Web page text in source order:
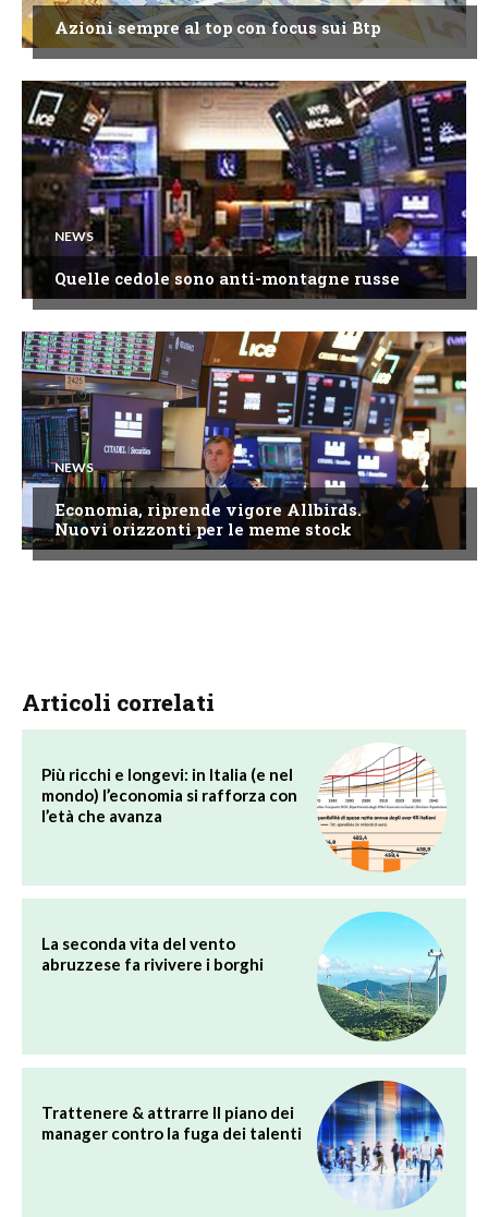
Azioni sempre al top con focus sui Btp
NEWS
Quelle cedole sono anti-montagne russe
NEWS
Economia, riprende vigore Allbirds.
Nuovi orizzonti per le meme stock
Articoli correlati
Più ricchi e longevi: in Italia (e nel
mondo) l’economia si rafforza con
l’età che avanza
La seconda vita del vento
abruzzese fa rivivere i borghi
Trattenere & attrarre Il piano dei
manager contro la fuga dei talenti